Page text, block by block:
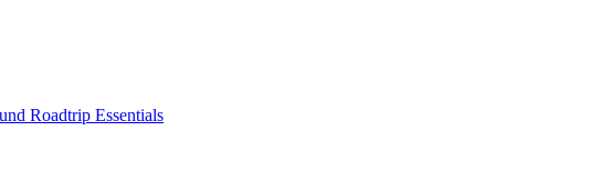
Roadtrip Essentials